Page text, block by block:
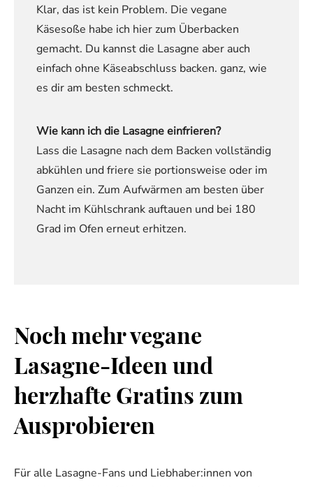
Klar, das ist kein Problem. Die vegane
Käsesoße habe ich hier zum Überbacken
gemacht. Du kannst die Lasagne aber auch
einfach ohne Käseabschluss backen. ganz, wie
es dir am besten schmeckt.
Wie kann ich die Lasagne einfrieren?
Lass die Lasagne nach dem Backen vollständig
abkühlen und friere sie portionsweise oder im
Ganzen ein. Zum Aufwärmen am besten über
Nacht im Kühlschrank auftauen und bei 180
Grad im Ofen erneut erhitzen.
Noch mehr vegane
Lasagne-Ideen und
herzhafte Gratins zum
Ausprobieren
Für alle Lasagne-Fans und Liebhaber:innen von